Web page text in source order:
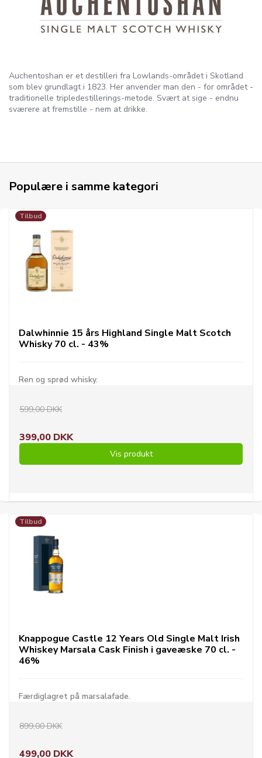
Auchentoshan er et destilleri fra Lowlands-området i Skotland
som blev grundlagt i 1823. Her anvender man den - for området -
traditionelle tripledestillerings-metode. Svært at sige - endnu
sværere at fremstille - nem at drikke.
Populære i samme kategori
Tilbud
Dalwhinnie 15 års Highland Single Malt Scotch
Whisky 70 cl. - 43%
Ren og sprød whisky.
599,00 DKK
399,00 DKK
Vis produkt
Tilbud
Knappogue Castle 12 Years Old Single Malt Irish
Whiskey Marsala Cask Finish i gaveæske 70 cl. -
46%
Færdiglagret på marsalafade.
899,00 DKK
499,00 DKK